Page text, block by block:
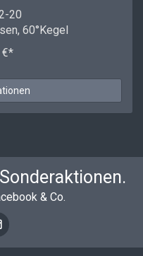
20
60°Kegel
€*
& Co.